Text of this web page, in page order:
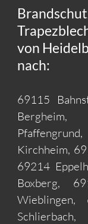
von
nach:
69115
Kirchheim,
69214
Boxberg,
Wieblingen,